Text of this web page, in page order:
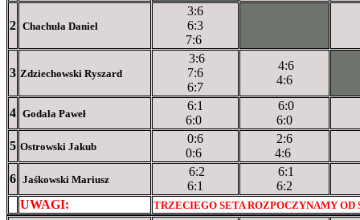
2 Chachuła Daniel
3:6
6:3
7:6
3 Zdziechowski Ryszard
3:6
7:6
6:7
4:6
4:6
4 Godala Paweł
6:1
6:0
6:0
6:0
5 Ostrowski Jakub
0:6
0:6
2:6
4:6
6 Jaśkowski Mariusz
6:2
6:1
6:1
6:2
UWAGI:
TRZECIEGO SETA ROZPOCZYNAMY